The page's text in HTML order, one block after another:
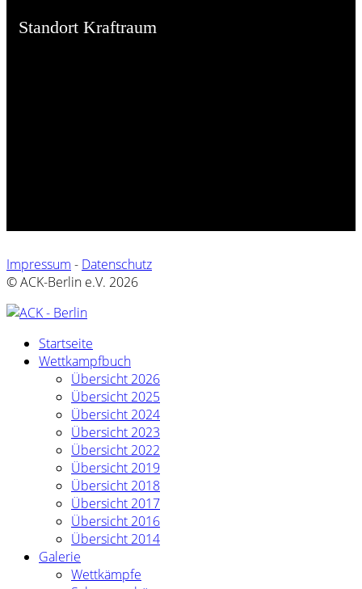
Standort Kraftraum
Impressum - Datenschutz
© ACK-Berlin e.V. 2026
Startseite
Wettkampfbuch
Übersicht 2026
Übersicht 2025
Übersicht 2024
Übersicht 2023
Übersicht 2022
Übersicht 2019
Übersicht 2018
Übersicht 2017
Übersicht 2016
Übersicht 2014
Galerie
Wettkämpfe